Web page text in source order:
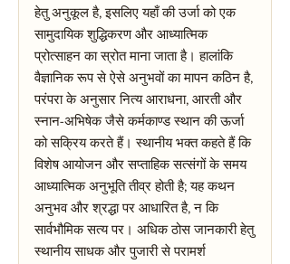
हेतु अनुकूल है, इसलिए यहाँ की उर्जा को एक
सामुदायिक शुद्धिकरण और आध्यात्मिक
प्रोत्साहन का स्रोत माना जाता है। हालांकि
वैज्ञानिक रूप से ऐसे अनुभवों का मापन कठिन है,
परंपरा के अनुसार नित्य आराधना, आरती और
स्नान-अभिषेक जैसे कर्मकाण्ड स्थान की ऊर्जा
को सक्रिय करते हैं। स्थानीय भक्त कहते हैं कि
विशेष आयोजन और सप्ताहिक सत्संगों के समय
आध्यात्मिक अनुभूति तीव्र होती है; यह कथन
अनुभव और श्रद्धा पर आधारित है, न कि
सार्वभौमिक सत्य पर। अधिक ठोस जानकारी हेतु
स्थानीय साधक और पुजारी से परामर्श